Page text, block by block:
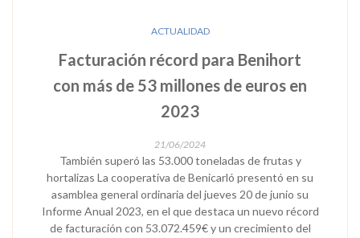
ACTUALIDAD
Facturación récord para Benihort
con más de 53 millones de euros en
2023
21/06/2024
También superó las 53.000 toneladas de frutas y
hortalizas La cooperativa de Benicarló presentó en su
asamblea general ordinaria del jueves 20 de junio su
Informe Anual 2023, en el que destaca un nuevo récord
de facturación con 53.072.459€ y un crecimiento del